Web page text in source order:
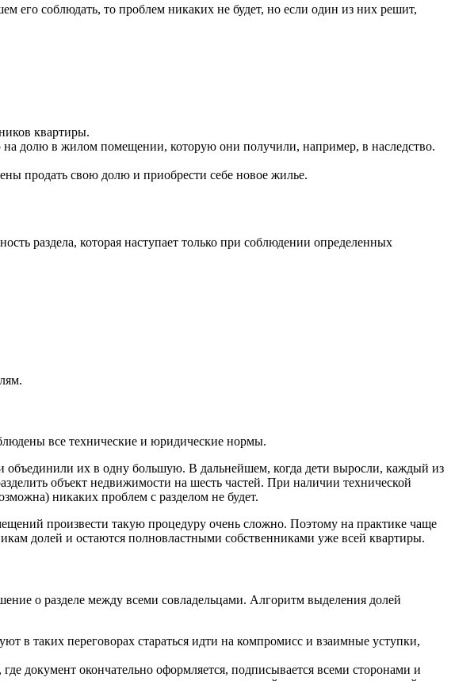
его соблюдать, то проблем никаких не будет, но если один из них решит,
квартиры.
долю в жилом помещении, которую они получили, например, в наследство.
продать свою долю и приобрести себе новое жилье.
раздела, которая наступает только при соблюдении определенных
все технические и юридические нормы.
их в одну большую. В дальнейшем, когда дети выросли, каждый из
объект недвижимости на шесть частей. При наличии технической
никаких проблем с разделом не будет.
произвести такую процедуру очень сложно. Поэтому на практике чаще
долей и остаются полновластными собственниками уже всей квартиры.
о разделе между всеми совладельцами. Алгоритм выделения долей
в таких переговорах стараться идти на компромисс и взаимные уступки,
документ окончательно оформляется, подписывается всеми сторонами и